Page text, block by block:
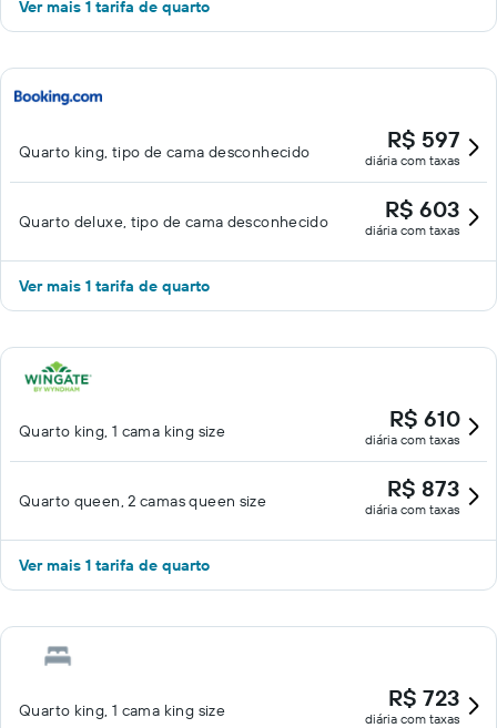
Ver mais 1 tarifa de quarto
Quarto king, tipo de cama desconhecido R$ 597
diária com taxas
Quarto deluxe, tipo de cama desconhecido R$ 603
diária com taxas
Ver mais 1 tarifa de quarto
Quarto king, 1 cama king size R$ 610
diária com taxas
Quarto queen, 2 camas queen size R$ 873
diária com taxas
Ver mais 1 tarifa de quarto
Quarto king, 1 cama king size R$ 723
diária com taxas